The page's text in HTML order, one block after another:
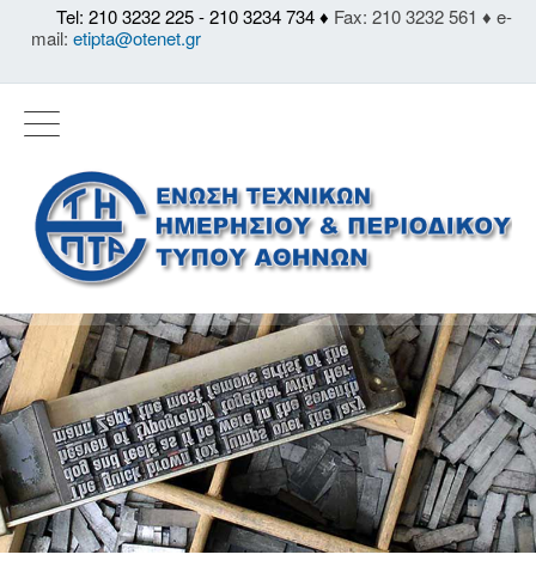
Tel: 210 3232 225 - 210 3234 734 ♦ Fax: 210 3232 561 ♦ e-
mail: etipta@otenet.gr